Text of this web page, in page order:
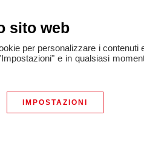
ricercato, la residenza
ai trasporti e a tutti i
(con spese
da letto, 94 m²), alcuni in
ampie terrazze o
del progetto e tutte le
sito web
per personalizzare i
e in qualsiasi
IMPOSTAZIONI